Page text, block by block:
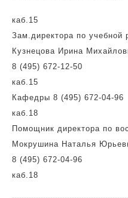
каб.15
Зам.директора по учебной
Кузнецова Ирина
8 (495) 672-12-50
каб.15
Кафедры 8 (495) 672-04-96
каб.18
Помощник директора по
Мокрушина Наталья
8 (495) 672-04-96
каб.18